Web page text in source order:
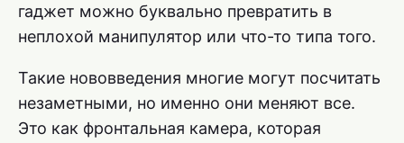
гаджет можно буквально превратить в
неплохой манипулятор или что-то типа того.
Такие нововведения многие могут посчитать
незаметными, но именно они меняют все.
Это как фронтальная камера, которая